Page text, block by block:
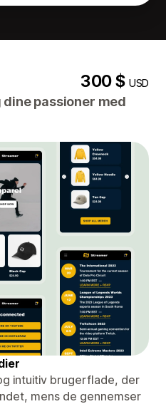
300 $USD
passioner med
intuitiv brugerflade, der
mens de gennemser